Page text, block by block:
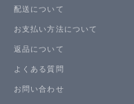
配送について
お支払い方法について
返品について
よくある質問
お問い合わせ